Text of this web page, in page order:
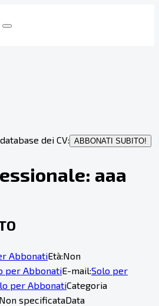
dei CV: ABBONATI SUBITO!
aaa
AbbonatiEtà:Non
per AbbonatiE-mail:Solo per
per AbbonatiCategoria
Non specificataData